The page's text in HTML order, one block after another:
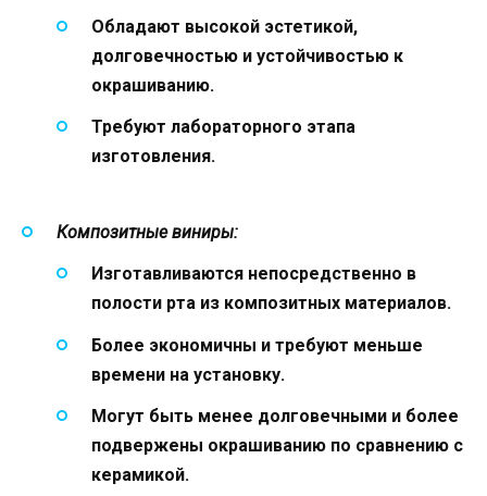
Обладают высокой эстетикой,
долговечностью и устойчивостью к
окрашиванию.
Требуют лабораторного этапа
изготовления.
Композитные виниры:
Изготавливаются непосредственно в
полости рта из композитных материалов.
Более экономичны и требуют меньше
времени на установку.
Могут быть менее долговечными и более
подвержены окрашиванию по сравнению с
керамикой.